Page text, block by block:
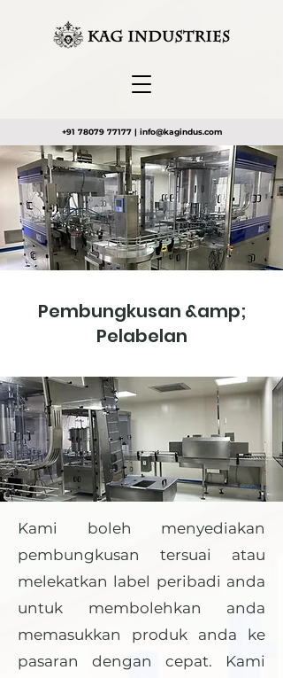
+91 78079 77177| info@kagindus.com
Pembungkusan &amp;
Pelabelan
Kami boleh menyediakan
pembungkusan tersuai atau
melekatkan label peribadi anda
untuk membolehkan anda
memasukkan produk anda ke
pasaran dengan cepat. Kami